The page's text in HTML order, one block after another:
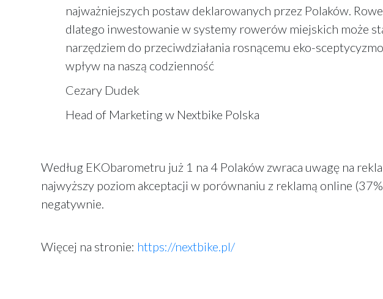
najważniejszych postaw deklarowanych przez Polaków.
dlatego inwestowanie w systemy rowerów miejskich może
narzędziem do przeciwdziałania rosnącemu eko-
wpływ na naszą codzienność
Cezary Dudek
Head of Marketing w Nextbike Polska
Według EKObarometru już 1 na 4 Polaków zwraca uwagę na
najwyższy poziom akceptacji w porównaniu z reklamą online
negatywnie.
Więcej na stronie: https://nextbike.pl/